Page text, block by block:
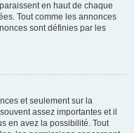
en haut de chaque
Tout comme les annonces
sont définies par les
et seulement sur la
assez importantes et il
en avez la possibilité. Tout